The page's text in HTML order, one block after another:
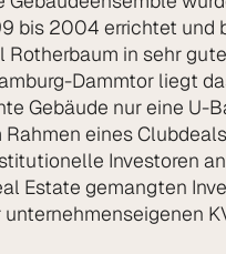
bis 2004 errichtet und
Rotherbaum in sehr
Dammtor liegt
Gebäude nur eine U-
Rahmen eines
Investoren
Estate gemangten
unternehmenseigenen